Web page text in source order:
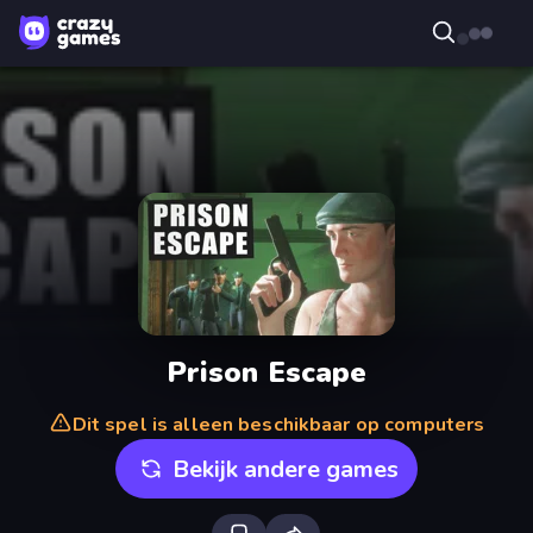
Prison Escape
Dit spel is alleen beschikbaar op computers
Bekijk andere games